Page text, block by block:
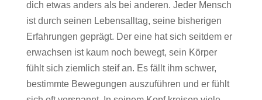
dich etwas anders als bei anderen. Jeder Mensch
ist durch seinen Lebensalltag, seine bisherigen
Erfahrungen geprägt. Der eine hat sich seitdem er
erwachsen ist kaum noch bewegt, sein Körper
fühlt sich ziemlich steif an. Es fällt ihm schwer,
bestimmte Bewegungen auszuführen und er fühlt